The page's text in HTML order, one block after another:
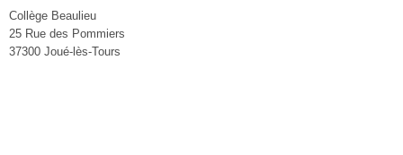
Collège Beaulieu
25 Rue des Pommiers
37300 Joué-lès-Tours